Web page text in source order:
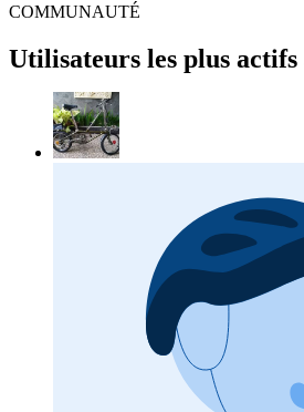
COMMUNAUTÉ
Utilisateurs les plus